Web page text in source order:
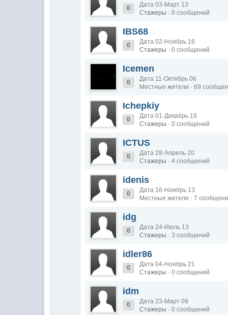
0
Дата 03-Март 13
Стажеры · 0 сообщений
IBS68
0
Дата 02-Ноябрь 16
Стажеры · 0 сообщений
Icemen
0
Дата 11-Октябрь 06
Местные жители · 69
Ichepkiy
0
Дата 01-Декабрь 19
Стажеры · 0 сообщений
ICTUS
0
Дата 28-Апрель 20
Стажеры · 4 сообщений
idenis
0
Дата 16-Ноябрь 13
Местные жители · 7
idg
0
Дата 24-Июль 13
Стажеры · 3 сообщений
idler86
0
Дата 04-Ноябрь 21
Стажеры · 0 сообщений
idm
0
Дата 23-Март 09
Стажеры · 0 сообщений